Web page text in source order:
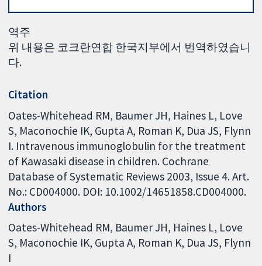
역주
위 내용은 코크란연합 한국지부에서 번역하였습니
다.
Citation
Oates-Whitehead RM, Baumer JH, Haines L, Love
S, Maconochie IK, Gupta A, Roman K, Dua JS, Flynn
I. Intravenous immunoglobulin for the treatment
of Kawasaki disease in children. Cochrane
Database of Systematic Reviews 2003, Issue 4. Art.
No.: CD004000. DOI: 10.1002/14651858.CD004000.
Authors
Oates-Whitehead RM Baumer JH Haines L Love
S Maconochie IK Gupta A Roman K Dua JS Flynn
I